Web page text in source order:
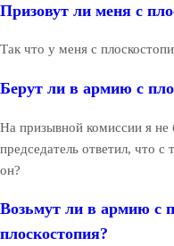
Призовут ли меня с
Так что у меня с
Берут ли в армию с
На призывной комиссии я не
председатель ответил, что
он?
Возьмут ли в армию с
плоскостопия?